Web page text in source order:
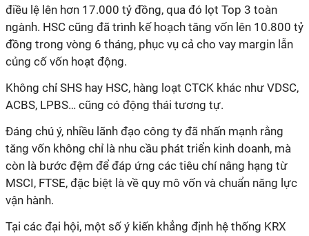
điều lệ lên hơn 17.000 tỷ đồng, qua đó lọt Top 3 toàn
ngành. HSC cũng đã trình kế hoạch tăng vốn lên 10.800 tỷ
đồng trong vòng 6 tháng, phục vụ cả cho vay margin lẫn
củng cố vốn hoạt động.
Không chỉ SHS hay HSC, hàng loạt CTCK khác như VDSC,
ACBS, LPBS… cũng có động thái tương tự.
Đáng chú ý, nhiều lãnh đạo công ty đã nhấn mạnh rằng
tăng vốn không chỉ là nhu cầu phát triển kinh doanh, mà
còn là bước đệm để đáp ứng các tiêu chí nâng hạng từ
MSCI, FTSE, đặc biệt là về quy mô vốn và chuẩn năng lực
vận hành.
Tại các đại hội, một số ý kiến khẳng định hệ thống KRX